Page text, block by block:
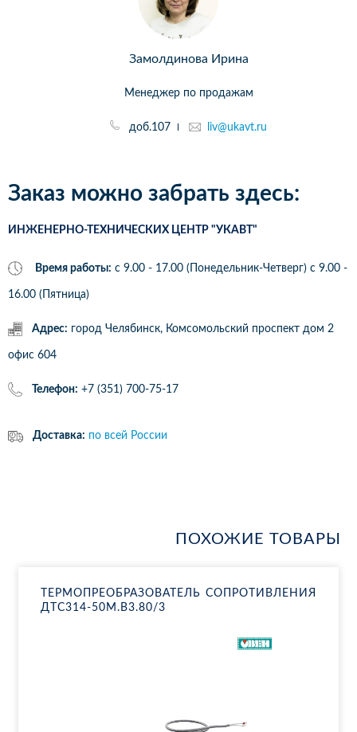
Замолдинова Ирина
Менеджер по продажам
доб.107 liv@ukavt.ru
Заказ можно забрать здесь:
ИНЖЕНЕРНО-ТЕХНИЧЕСКИХ ЦЕНТР "УКАВТ"
Время работы: с 9.00 - 17.00 (Понедельник-Четверг) c 9.00 -
16.00 (Пятница)
Адрес: город Челябинск, Комсомольский проспект дом 2
офис 604
Телефон: +7 (351) 700-75-17
Доставка: по всей России
ПОХОЖИЕ ТОВАРЫ
ТЕР­МО­ПРЕ­ОБ­РА­ЗО­ВА­ТЕЛЬ СО­ПРО­ТИВ­ЛЕ­НИЯ
ДТ­С314-50М.В3.80/3